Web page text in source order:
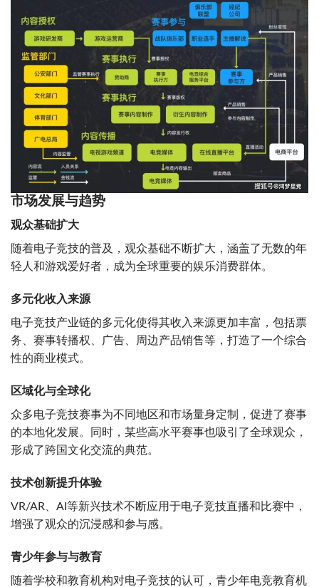
市场发展与趋势
观众基础扩大
随着电子竞技的普及，观众基础不断扩大，涵盖了无数的年
轻人和游戏爱好者，成为全球重要的娱乐消费群体。
多元化收入来源
电子竞技产业链的多元化使得其收入来源更加丰富，包括票
务、赛事转播权、广告、周边产品销售等，打造了一个综合
性的商业模式。
区域化与全球化
众多电子竞技赛事为不同地区和市场量身定制，促进了赛事
的本地化发展。同时，某些高水平赛事也吸引了全球观众，
形成了跨国文化交流的典范。
技术创新提升体验
VR/AR、AI等新兴技术不断应用于电子竞技直播和比赛中，
增强了观众的沉浸感和参与感。
青少年参与与教育
随着学校和教育机构对电子竞技的认可，青少年电竞教育机